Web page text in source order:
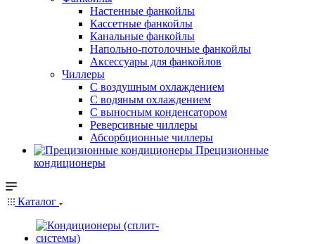
Настенные фанкойлы
Кассетные фанкойлы
Канальные фанкойлы
Напольно-потолочные фанкойлы
Аксессуары для фанкойлов
Чиллеры
С воздушным охлаждением
С водяным охлаждением
С выносным конденсатором
Реверсивные чиллеры
Абсорбционные чиллеры
Прецизионные
кондиционеры
Каталог